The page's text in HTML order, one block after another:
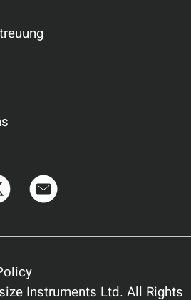
Instruments Ltd. All Rights